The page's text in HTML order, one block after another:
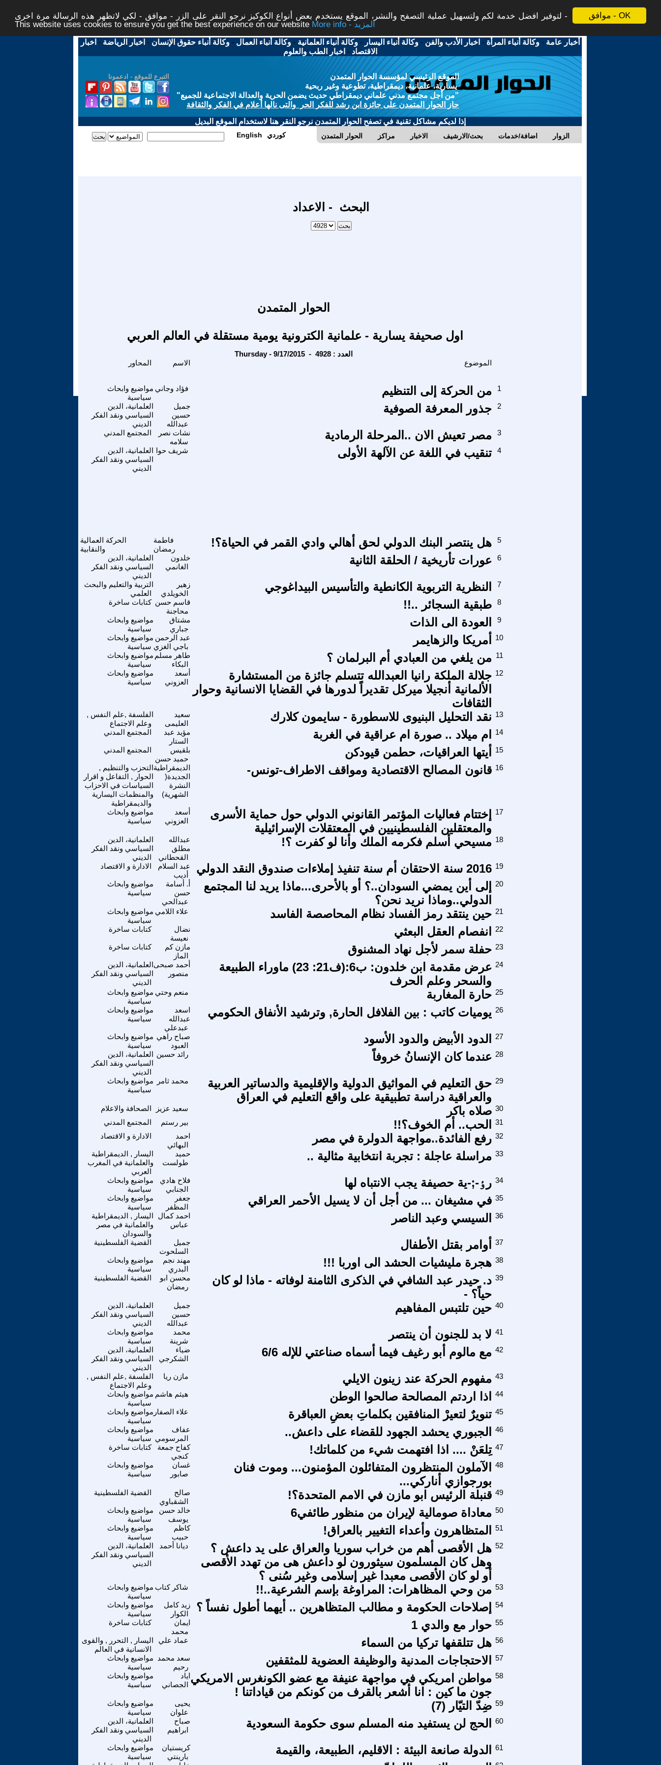
موافق - OK
لتوفير افضل خدمة لكم ولتسهيل عملية التصفح والنشر، الموقع يستخدم بعض أنواع الكوكيز نرجو النقر على الزر - موافق - لكي لاتظهر هذه الرسالة مرة اخرى -
This website uses cookies to ensure you get the best experience on our website
More info - المزيد
أخبار عامة -وكالة أنباء المرأة - اخبار الأدب والفن -وكالة أنباء اليسار -وكالة أنباء العلمانية -وكالة أنباء العمال -وكالة أنباء حقوق الإنسان - اخبار الرياضة - اخبار
الاقتصاد - اخبار الطب والعلوم
التبرع للموقع - ادعمونا
الموقع الرئيسي لمؤسسة الحوار المتمدن
يسارية، علمانية، ديمقراطية، تطوعية وغير ربحية
"من أجل مجتمع مدني علماني ديمقراطي حديث يضمن الحرية والعدالة الاجتماعية للجميع"
حاز الحوار المتمدن على جائزة ابن رشد للفكر الحر والتى نالها أعلام في الفكر والثقافة
إذا لديكم مشاكل تقنية في تصفح الحوار المتمدن نرجو النقر هنا لاستخدام الموقع البديل
الحوار المتمدن مراكز الاخبار بحث/الارشيف اضافة/خدمات الزوار English كوردي
البحث - الاعداد
الحوار المتمدن
اول صحيفة يسارية - علمانية الكترونية يومية مستقلة في العالم العربي
Thursday - 9/17/2015 - العدد : 4928
الاسم الموضوع
مواضيع وابحاث
سياسية
فؤاد وجاني من الحركة إلى التنظيم 1
العلمانية، الدين
السياسي ونقد الفكر
الديني
جميل
حسين
عبدالله
جذور المعرفة الصوفية 2
المجتمع المدني
نشات نصر
سلامه
مصر تعيش الان ..المرحلة الرمادية 3
العلمانية، الدين
السياسي ونقد الفكر
الديني
شريف حوا تنقيب في اللغة عن الآلهة الأولى 4
الحركة العمالية
والنقابية
فاطمة
رمضان
هل ينتصر البنك الدولي لحق أهالي وادي القمر في الحياة؟! 5
العلمانية، الدين
السياسي ونقد الفكر
الديني
خلدون
الغانمي
عورات تأريخية / الحلقة الثانية 6
التربية والتعليم والبحث
العلمي
زهير
الخويلدي
النظرية التربوية الكانطية والتأسيس البيداغوجي 7
كتابات ساخرة قاسم حسن
محاجنة
طبقية السجائر ..!! 8
مواضيع وابحاث
سياسية
مشتاق
جباري
العودة الى الذات 9
مواضيع وابحاث
سياسية
عبد الرحمن
باجي الغزي
أمريكا والزهايمر 10
مواضيع وابحاث
سياسية
طاهر مسلم
البكاء
من يلغي من العبادي أم البرلمان ؟ 11
مواضيع وابحاث
سياسية
أسعد
العزوني
جلالة الملكة رانيا العبدالله تتسلم جائزة من المستشارة
الألمانية أنجيلا ميركل تقديراً لدورها في القضايا الانسانية وحوار
الثقافات
12
الفلسفة ,علم النفس ,
وعلم الاجتماع
سعيد
العليمى
نقد التحليل البنيوى للاسطورة - سايمون كلارك 13
المجتمع المدني
مؤيد عبد
الستار
ام ميلاد .. صورة ام عراقية في الغربة 14
المجتمع المدني
بلقيس
حميد حسن
أيتها العراقيات، حطمن قيودكن 15
التحزب والتنظيم ,
الحوار , التفاعل و اقرار
السياسات في الاحزاب
والمنظمات اليسارية
والديمقراطية
الديمقراطية
الجديدة(
النشرة
الشهرية)
قانون المصالح الاقتصادية ومواقف الاطراف-تونس- 16
مواضيع وابحاث
سياسية
أسعد
العزوني
إختتام فعاليات المؤتمر القانوني الدولي حول حماية الأسرى
والمعتقلين الفلسطينيين في المعتقلات الإسرائيلية
17
العلمانية، الدين
السياسي ونقد الفكر
الديني
عبدالله
مطلق
القحطاني
مسيحي أسلم فكرمه الملك وأنا لو كفرت ؟! 18
الادارة و الاقتصاد
عبد السلام
أديب
2016 سنة الاحتقان أم سنة تنفيذ إملاءات صندوق النقد الدولي 19
مواضيع وابحاث
سياسية
أ. أسامة
حسن
عبدالحي
إلى أين يمضي السودان..؟ أو بالأحرى...ماذا يريد لنا المجتمع
الدولي..وماذا نريد نحن؟
20
مواضيع وابحاث
سياسية
علاء اللامي حين ينتقد رمز الفساد نظام المحاصصة الفاسد 21
كتابات ساخرة
نضال
نعيسة
انفصام العقل البعثي 22
كتابات ساخرة
مازن كم
الماز
حفلة سمر لأجل نهاد المشنوق 23
العلمانية، الدين
السياسي ونقد الفكر
الديني
أحمد صبحى
منصور
عرض مقدمة ابن خلدون: ب6:(ف21: 23) ماوراء الطبيعة
والسحر وعلم الحرف
24
مواضيع وابحاث
سياسية
منعم وحتي حارة المغاربة 25
مواضيع وابحاث
سياسية
اسعد
عبدالله
عبدعلي
يوميات كاتب : بين الفلافل الحارة, وترشيد الأنفاق الحكومي 26
مواضيع وابحاث
سياسية
صباح راهي
العبود
الدود الأبيض والدود الأسود 27
العلمانية، الدين
السياسي ونقد الفكر
الديني
رائد حسين عندما كان الإنسانُ خروفاً 28
مواضيع وابحاث
سياسية
محمد ثامر
حق التعليم في المواثيق الدولية والإقليمية والدساتير العربية
والعراقية دراسة تطبيقية على واقع التعليم في العراق
29
الصحافة والاعلام سعيد عزيز صلاه باكر 30
المجتمع المدني
بير رستم الحب.. أم الخوف؟!!
31
الادارة و الاقتصاد
احمد
البهائي
رفع الفائدة..مواجهة الدولرة في مصر 32
اليسار , الديمقراطية
والعلمانية في المغرب
العربي
حميد
طولست
مراسلة عاجلة : تجربة انتخابية مثالية .. 33
مواضيع وابحاث
سياسية
فلاح هادي
الجنابي
رٶ-;-ية حصيفة يجب الانتباه لها 34
مواضيع وابحاث
سياسية
جعفر
المظفر
في مشيغان ... من أجل أن لا يسيل الأحمر العراقي 35
اليسار , الديمقراطية
والعلمانية في مصر
والسودان
احمد كمال
عباس
السيسي وعبد الناصر 36
القضية الفلسطينية
جميل
السلحوت
أوامر بقتل الأطفال 37
مواضيع وابحاث
سياسية
مهند نجم
البدري
هجرة مليشيات الحشد الى اوربا !!! 38
القضية الفلسطينية
محسن ابو
رمضان
د. حيدر عبد الشافي في الذكرى الثامنة لوفاته - ماذا لو كان
حياً؟ -
39
العلمانية، الدين
السياسي ونقد الفكر
الديني
جميل
حسين
عبدالله
حين تلتبس المفاهيم 40
مواضيع وابحاث
سياسية
محمد
شرينة
لا بد للجنون أن ينتصر 41
العلمانية، الدين
السياسي ونقد الفكر
الديني
ضياء
الشكرجي
مع مالوم أبو رغيف فيما أسماه صناعتي للإله 6/6 42
الفلسفة ,علم النفس ,
وعلم الاجتماع
مازن ريا مفهوم الحركة عند زينون الايلي 43
مواضيع وابحاث
سياسية
هيثم هاشم اذا اردتم المصالحة صالحوا الوطن 44
مواضيع وابحاث
سياسية
علاء الصفار تنويرٌ لتعيرْ المنافقين بكلماتِ بعضِ العباقرة 45
مواضيع وابحاث
سياسية
عفاف
المرسومي
الجبوري يحشد الجهود للقضاء على داعش.. 46
كتابات ساخرة
كفاح جمعة
كنجي
تِلعَنْ .... اذا افتهمت شيء من كلماتك! 47
مواضيع وابحاث
سياسية
غسان
صابور
الآملون المنتظرون المتفائلون المؤمنون... وموت فنان
بورجوازي أناركي...
48
القضية الفلسطينية
صالح
الشقباوي
قنبلة الرئيس ابو مازن في الامم المتحدة؟! 49
مواضيع وابحاث
سياسية
خالد حسن
يوسف
معاداة صومالية لإيران من منظور طائفي6 50
مواضيع وابحاث
سياسية
كاظم
حبيب
المتظاهرون وأعداء التغيير بالعراق! 51
العلمانية، الدين
السياسي ونقد الفكر
الديني
ديانا أحمد
هل الأقصى أهم من خراب سوريا والعراق على يد داعش ؟
وهل كان المسلمون سيثورون لو داعش هى من تهدد الأقصى
أو لو كان الأقصى معبدا غير إسلامى وغير سُنى ؟
52
مواضيع وابحاث
سياسية
شاكر كتاب من وحي المظاهرات: المراوغة بإسم الشرعية..!! 53
مواضيع وابحاث
سياسية
زيد كامل
الكوار
إصلاحات الحكومة و مطالب المتظاهرين .. أيهما أطول نفساً ؟ 54
كتابات ساخرة
ايمان
محمد
حوار مع والدي 1 55
اليسار , التحرر , والقوى
الانسانية في العالم
عماد علي هل تتلقفها تركيا من السماء 56
مواضيع وابحاث
سياسية
سعد محمد
رحيم
الاحتجاجات المدنية والوظيفة العضوية للمثقفين 57
مواضيع وابحاث
سياسية
اياد
الجصاني مواطن امريكي في مواجهة عنيفة مع عضو الكونغرس الامريكي
جون ما كين : انا أشعر بالقرف من كونكم من قياداتنا !
58
مواضيع وابحاث
سياسية
يحيى
علوان
ضِدّ التيّار (7) 59
العلمانية، الدين
السياسي ونقد الفكر
الديني
صباح
ابراهيم
الحج لن يستفيد منه المسلم سوى حكومة السعودية 60
مواضيع وابحاث
سياسية
كريستيان
بارينتي
الدولة صانعة البيئة : الاقليم، الطبيعة، والقيمة 61